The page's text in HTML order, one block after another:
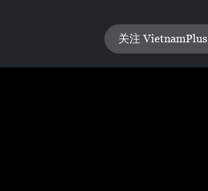
关注 VietnamPlus